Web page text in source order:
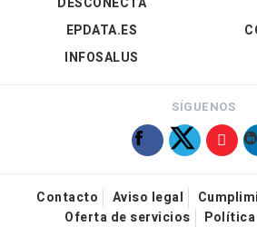
EPDATA.ES
INFOSALUS
SÍGUENOS
Contacto Aviso legal
Oferta de servicios